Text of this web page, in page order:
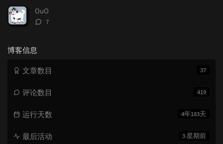
数：
OuO
评
7
博客信息
37
文章数目
419
评论数目
4年183天
运行天数
3 星期前
最后活动